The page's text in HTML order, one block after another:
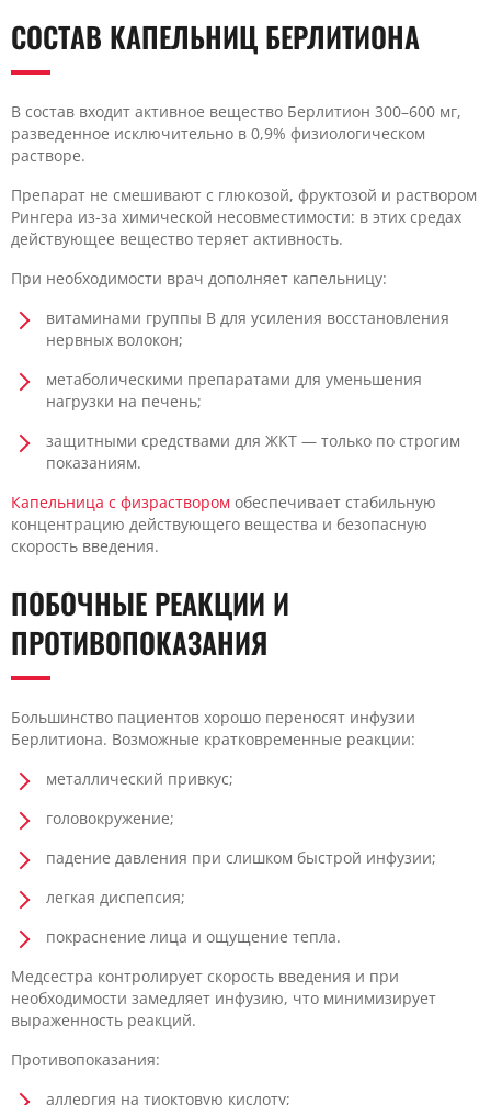
СОСТАВ КАПЕЛЬНИЦ БЕРЛИТИОНА
В состав входит активное вещество Берлитион 300–600 мг,
разведенное исключительно в 0,9% физиологическом
растворе.
Препарат не смешивают с глюкозой, фруктозой и раствором
Рингера из-за химической несовместимости: в этих средах
действующее вещество теряет активность.
При необходимости врач дополняет капельницу:
витаминами группы B для усиления восстановления
нервных волокон;
метаболическими препаратами для уменьшения
нагрузки на печень;
защитными средствами для ЖКТ — только по строгим
показаниям.
Капельница с физраствором обеспечивает стабильную
концентрацию действующего вещества и безопасную
скорость введения.
ПОБОЧНЫЕ РЕАКЦИИ И
ПРОТИВОПОКАЗАНИЯ
Большинство пациентов хорошо переносят инфузии
Берлитиона. Возможные кратковременные реакции:
металлический привкус;
головокружение;
падение давления при слишком быстрой инфузии;
легкая диспепсия;
покраснение лица и ощущение тепла.
Медсестра контролирует скорость введения и при
необходимости замедляет инфузию, что минимизирует
выраженность реакций.
Противопоказания:
аллергия на тиоктовую кислоту;